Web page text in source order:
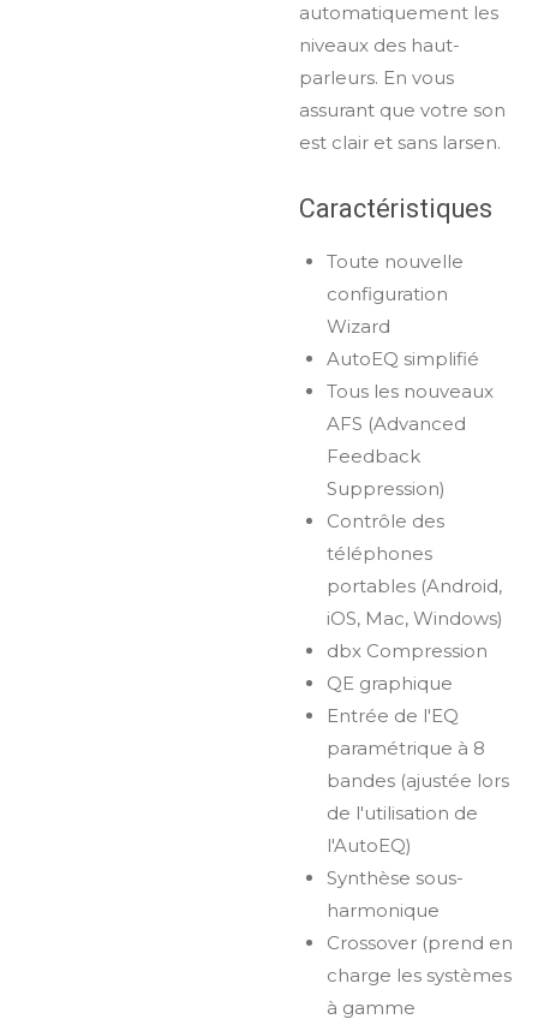
automatiquement les
niveaux des haut-
parleurs. En vous
assurant que votre son
est clair et sans larsen.
Caractéristiques
Toute nouvelle
configuration
Wizard
AutoEQ simplifié
Tous les nouveaux
AFS (Advanced
Feedback
Suppression)
Contrôle des
téléphones
portables (Android,
iOS, Mac, Windows)
dbx Compression
QE graphique
Entrée de l'EQ
paramétrique à 8
bandes (ajustée lors
de l'utilisation de
l'AutoEQ)
Synthèse sous-
harmonique
Crossover (prend en
charge les systèmes
à gamme